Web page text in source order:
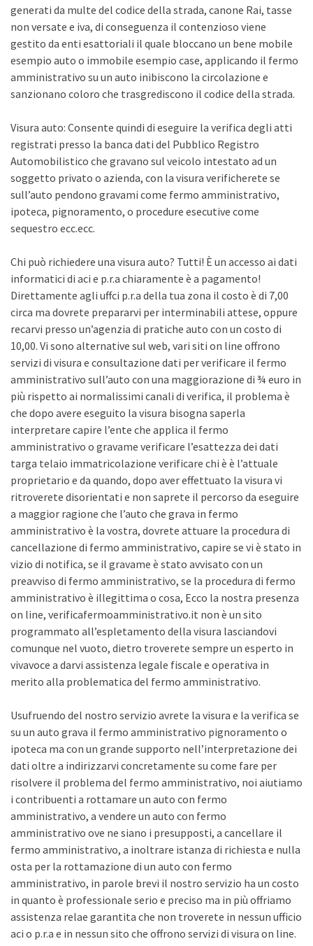
generati da multe del codice della strada, canone Rai, tasse
non versate e iva, di conseguenza il contenzioso viene
gestito da enti esattoriali il quale bloccano un bene mobile
esempio auto o immobile esempio case, applicando il fermo
amministrativo su un auto inibiscono la circolazione e
sanzionano coloro che trasgrediscono il codice della strada.
Visura auto: Consente quindi di eseguire la verifica degli atti
registrati presso la banca dati del Pubblico Registro
Automobilistico che gravano sul veicolo intestato ad un
soggetto privato o azienda, con la visura verificherete se
sull’auto pendono gravami come fermo amministrativo,
ipoteca, pignoramento, o procedure esecutive come
sequestro ecc.ecc.
Chi può richiedere una visura auto? Tutti! È un accesso ai dati
informatici di aci e p.r.a chiaramente è a pagamento!
Direttamente agli uffci p.r.a della tua zona il costo è di 7,00
circa ma dovrete prepararvi per interminabili attese, oppure
recarvi presso un’agenzia di pratiche auto con un costo di
10,00. Vi sono alternative sul web, vari siti on line offrono
servizi di visura e consultazione dati per verificare il fermo
amministrativo sull’auto con una maggiorazione di ¾ euro in
più rispetto ai normalissimi canali di verifica, il problema è
che dopo avere eseguito la visura bisogna saperla
interpretare capire l’ente che applica il fermo
amministrativo o gravame verificare l’esattezza dei dati
targa telaio immatricolazione verificare chi è è l’attuale
proprietario e da quando, dopo aver effettuato la visura vi
ritroverete disorientati e non saprete il percorso da eseguire
a maggior ragione che l’auto che grava in fermo
amministrativo è la vostra, dovrete attuare la procedura di
cancellazione di fermo amministrativo, capire se vi è stato in
vizio di notifica, se il gravame è stato avvisato con un
preavviso di fermo amministrativo, se la procedura di fermo
amministrativo è illegittima o cosa, Ecco la nostra presenza
on line, verificafermoamministrativo.it non è un sito
programmato all’espletamento della visura lasciandovi
comunque nel vuoto, dietro troverete sempre un esperto in
vivavoce a darvi assistenza legale fiscale e operativa in
merito alla problematica del fermo amministrativo.
Usufruendo del nostro servizio avrete la visura e la verifica se
su un auto grava il fermo amministrativo pignoramento o
ipoteca ma con un grande supporto nell’interpretazione dei
dati oltre a indirizzarvi concretamente su come fare per
risolvere il problema del fermo amministrativo, noi aiutiamo
i contribuenti a rottamare un auto con fermo
amministrativo, a vendere un auto con fermo
amministrativo ove ne siano i presupposti, a cancellare il
fermo amministrativo, a inoltrare istanza di richiesta e nulla
osta per la rottamazione di un auto con fermo
amministrativo, in parole brevi il nostro servizio ha un costo
in quanto è professionale serio e preciso ma in più offriamo
assistenza relae garantita che non troverete in nessun ufficio
aci o p.r.a e in nessun sito che offrono servizi di visura on line.